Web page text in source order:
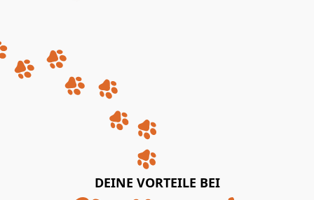
DEINE VORTEILE BEI